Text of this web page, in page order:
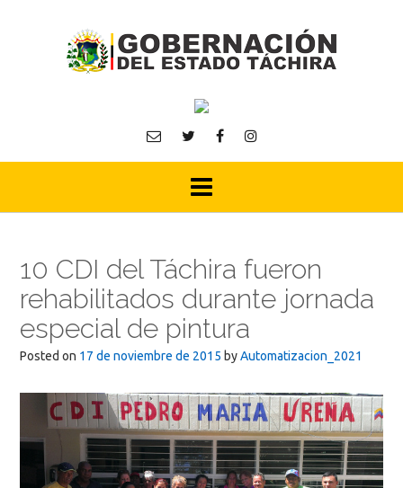
10 CDI del Táchira fueron
rehabilitados durante jornada
especial de pintura
Posted on 17 de noviembre de 2015 byAutomatizacion_2021